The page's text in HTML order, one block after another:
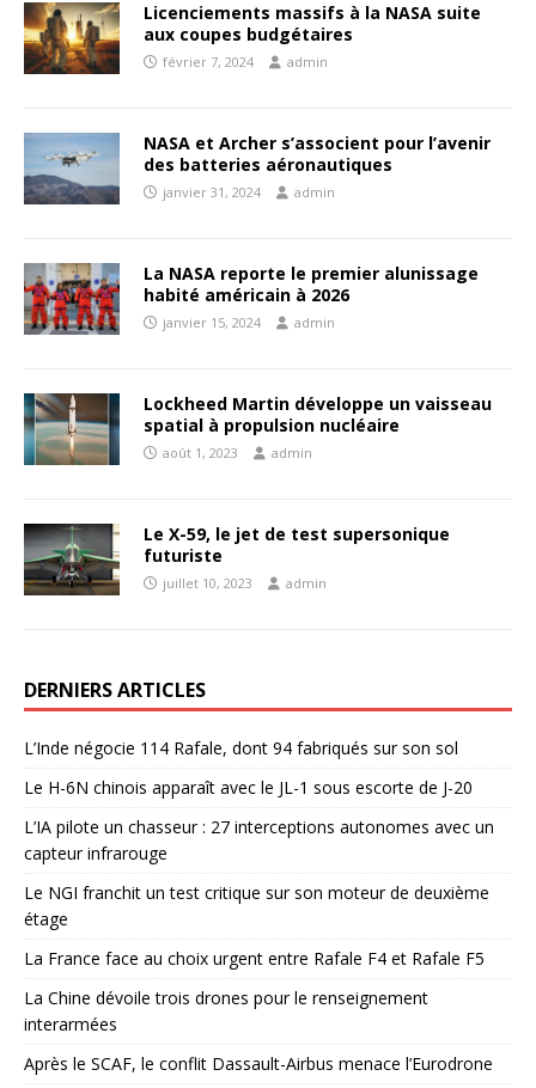
Licenciements massifs à la NASA suite
aux coupes budgétaires
février 7, 2024 admin
NASA et Archer s’associent pour l’avenir
des batteries aéronautiques
janvier 31, 2024 admin
La NASA reporte le premier alunissage
habité américain à 2026
janvier 15, 2024 admin
Lockheed Martin développe un vaisseau
spatial à propulsion nucléaire
août 1, 2023 admin
Le X-59, le jet de test supersonique
futuriste
juillet 10, 2023 admin
DERNIERS ARTICLES
L’Inde négocie 114 Rafale, dont 94 fabriqués sur son sol
Le H-6N chinois apparaît avec le JL-1 sous escorte de J-20
L’IA pilote un chasseur : 27 interceptions autonomes avec un
capteur infrarouge
Le NGI franchit un test critique sur son moteur de deuxième
étage
La France face au choix urgent entre Rafale F4 et Rafale F5
La Chine dévoile trois drones pour le renseignement
interarmées
Après le SCAF, le conflit Dassault-Airbus menace l’Eurodrone